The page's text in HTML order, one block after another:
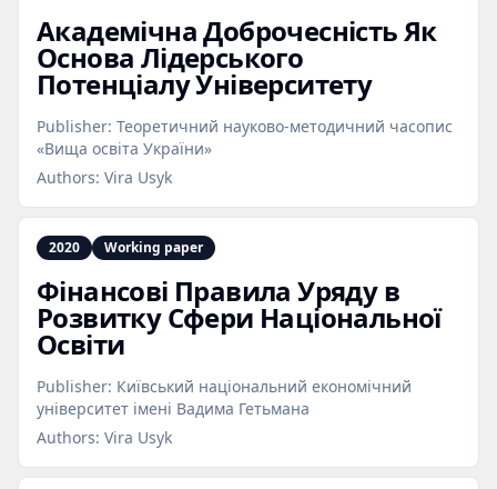
Академічна Доброчесність Як
Основа Лідерського
Потенціалу Університету
Publisher: Теоретичний науково-методичний часопис
«Вища освіта України»
Authors: Vira Usyk
2020 Working paper
Фінансові Правила Уряду в
Розвитку Сфери Національної
Освіти
Publisher: Київський національний економічний
університет імені Вадима Гетьмана
Authors: Vira Usyk